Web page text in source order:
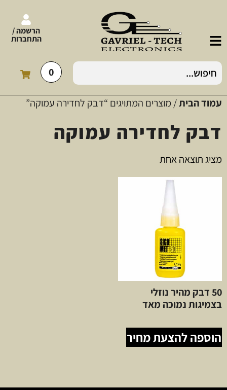
הרשמה /
התחברות
0
עמוד הבית/ מוצרים המתויגים “דבק לחדירה עמוקה”
דבק לחדירה עמוקה
מציג תוצאה אחת
50 דבק מהיר נוזלי
בצמיגות נמוכה מאד
הוספה להצעת מחיר